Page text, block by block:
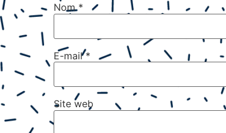
Nom*
E-mail*
Site web